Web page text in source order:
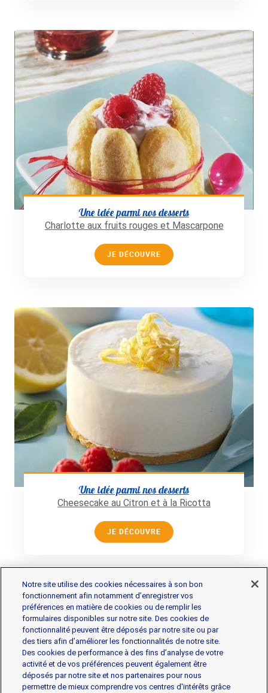
Une idée parmi nos desserts
Charlotte aux fruits rouges et Mascarpone
JE DÉCOUVRE
Une idée parmi nos desserts
Cheesecake au Citron et à la Ricotta
JE DÉCOUVRE
Les produits
Gorgonzola Mascarpone
Mozzarella
Notre site utilise des cookies nécessaires à son bon
fonctionnement afin notamment d’enregistrer vos
préférences en matière de cookies ou de remplir les
formulaires disponibles sur notre site. Des cookies de
fonctionnalité peuvent être déposés par notre site ou par
des tiers afin d’améliorer les fonctionnalités de notre site.
Des cookies de performance à des fins d’analyse de votre
activité et de vos préférences peuvent également être
déposés par notre site et nos partenaires pour nous
permettre de mieux comprendre vos centres d'intérêts grâce